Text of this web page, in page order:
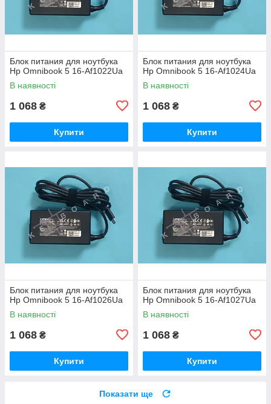
Блок питания для ноутбука
Hp Omnibook 5 16-Af1022Ua
В наявності
1 068 ₴
Купити
Блок питания для ноутбука
Hp Omnibook 5 16-Af1024Ua
В наявності
1 068 ₴
Купити
Блок питания для ноутбука
Hp Omnibook 5 16-Af1026Ua
В наявності
1 068 ₴
Купити
Блок питания для ноутбука
Hp Omnibook 5 16-Af1027Ua
В наявності
1 068 ₴
Купити
Показати ще